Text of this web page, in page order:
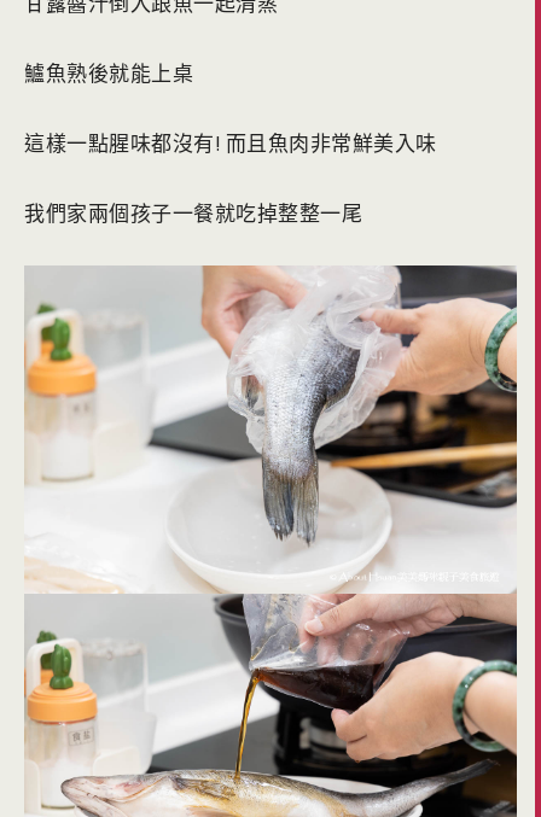
鱸魚熟後就能上桌
這樣一點腥味都沒有! 而且魚肉非常鮮美入味
我們家兩個孩子一餐就吃掉整整一尾